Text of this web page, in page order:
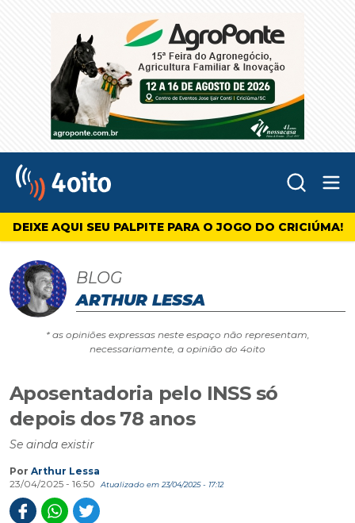
4oito
DEIXE AQUI SEU PALPITE PARA O JOGO DO CRICIÚMA!
BLOG
ARTHUR LESSA
* as opiniões expressas neste espaço não representam,
necessariamente, a opinião do 4oito
Aposentadoria pelo INSS só
depois dos 78 anos
Se ainda existir
Por Arthur Lessa
23/04/2025 - 16:50
Atualizado em 23/04/2025 - 17:12